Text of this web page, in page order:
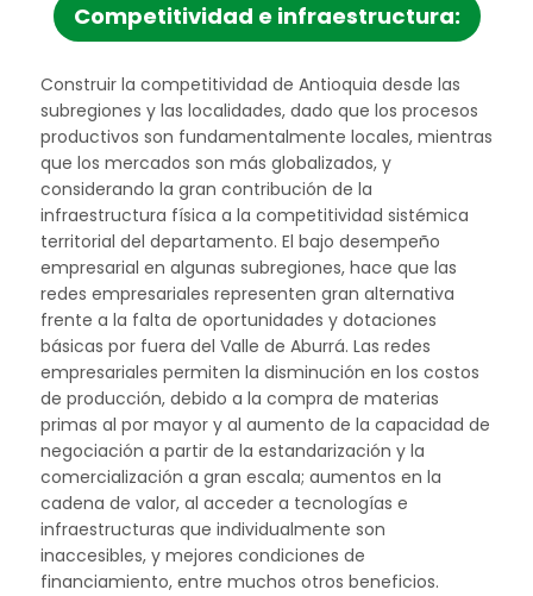
competitividad e infraestructura:
Construir la competitividad de Antioquia desde las
subregiones y las localidades, dado que los procesos
productivos son fundamentalmente locales, mientras
que los mercados son más globalizados, y
considerando la gran contribución de la
infraestructura física a la competitividad sistémica
territorial del departamento. El bajo desempeño
empresarial en algunas subregiones, hace que las
redes empresariales representen gran alternativa
frente a la falta de oportunidades y dotaciones
básicas por fuera del Valle de Aburrá. Las redes
empresariales permiten la disminución en los costos
de producción, debido a la compra de materias
primas al por mayor y al aumento de la capacidad de
negociación a partir de la estandarización y la
comercialización a gran escala; aumentos en la
cadena de valor, al acceder a tecnologías e
infraestructuras que individualmente son
inaccesibles, y mejores condiciones de
financiamiento, entre muchos otros beneficios.